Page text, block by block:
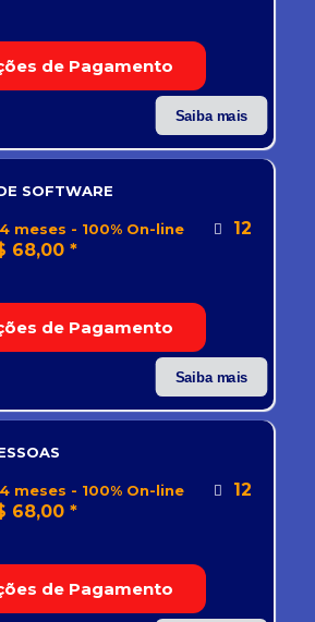
de Pagamento
Saiba mais
de Pagamento
Saiba mais
SOFTWARE
meses - 100% On-line
12
68,00 *
de Pagamento
meses - 100% On-line
12
68,00 *